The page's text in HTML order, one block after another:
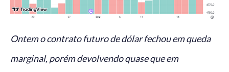
Ontem o contrato futuro de dólar fechou em queda
marginal, porém devolvendo quase que em